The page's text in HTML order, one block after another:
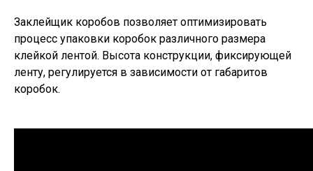
Заклейщик коробов позволяет оптимизировать
процесс упаковки коробок различного размера
клейкой лентой. Высота конструкции, фиксирующей
ленту, регулируется в зависимости от габаритов
коробок.